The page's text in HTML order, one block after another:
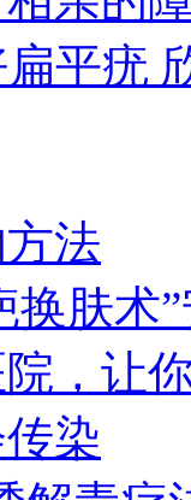
平疣
法
换肤术
，让
染